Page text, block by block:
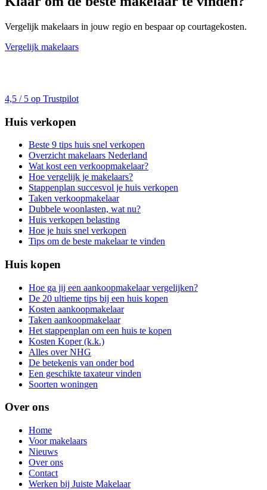
Vergelijk makelaars in jouw regio en bespaar op courtagekosten.
Vergelijk makelaars
4,5 / 5 op Trustpilot
Huis verkopen
Beste 9 tips huis snel verkopen
Overzicht makelaars Nederland
Wat kost een verkoopmakelaar?
Hoe vergelijk je makelaars?
Stappenplan succesvol je huis verkopen
Taken verkoopmakelaar
Dubbele woonlasten, wat nu?
Huis verkopen belasting
Hoe je huis snel verkopen
Tips om de beste makelaar te vinden
Huis kopen
Hoe ga jij een aankoopmakelaar vergelijken?
De 20 ultieme tips bij een huis kopen
Kosten aankoopmakelaar
Taken aankoopmakelaar
Het stappenplan om een huis te kopen
Kosten Koper (k.k.)
Alles over NHG
De betekenis van onder bod
Een geschikte taxateur vinden
Soorten woningen
Over ons
Home
Voor makelaars
Nieuws
Over ons
Contact
Werken bij Juiste Makelaar